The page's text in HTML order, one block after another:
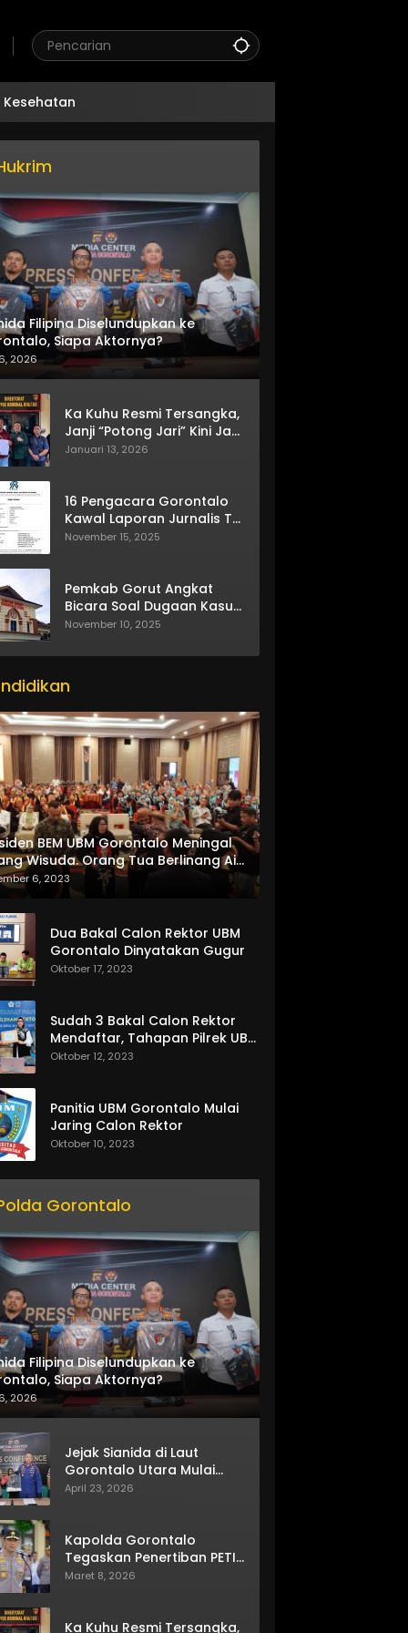
Kesehatan
Filipina Diselundupkan ke
Siapa Aktornya?
2026
Ka Kuhu Resmi Tersangka,
Janji “Potong Jari” Kini Jadi
Bumerang
Januari 13, 2026
16 Pengacara Gorontalo
Kawal Laporan Jurnalis TV
One
November 15, 2025
Pemkab Gorut Angkat
Bicara Soal Dugaan Kasus
Asusila Oknum ASN
November 10, 2025
BEM UBM Gorontalo Meningal
Wisuda. Orang Tua Berlinang Air
Menerima SKL dan Pemasangan
6, 2023
Dua Bakal Calon Rektor UBM
Gorontalo Dinyatakan Gugur
Oktober 17, 2023
Sudah 3 Bakal Calon Rektor
Mendaftar, Tahapan Pilrek UBM
Gorontalo Makin Seru
Oktober 12, 2023
Panitia UBM Gorontalo Mulai
Jaring Calon Rektor
Oktober 10, 2023
Gorontalo
Filipina Diselundupkan ke
Siapa Aktornya?
2026
Jejak Sianida di Laut
Gorontalo Utara Mulai
Terkuak
April 23, 2026
Kapolda Gorontalo
Tegaskan Penertiban PETI
Terus Berjalan
Maret 8, 2026
Ka Kuhu Resmi Tersangka,